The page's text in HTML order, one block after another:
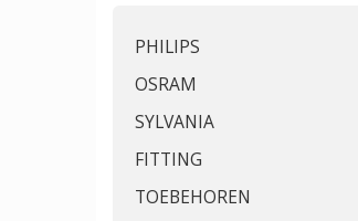
PHILIPS
OSRAM
SYLVANIA
FITTING
TOEBEHOREN